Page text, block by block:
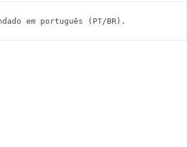
em português (PT/BR).